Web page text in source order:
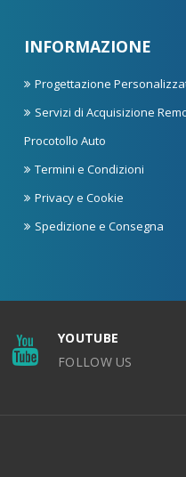
INFORMAZIONE
Progettazione
Servizi di Acquisizione
Procotollo Auto
Termini e Condizioni
Privacy e Cookie
Spedizione e Consegna
YOUTUBE
FOLLOW US